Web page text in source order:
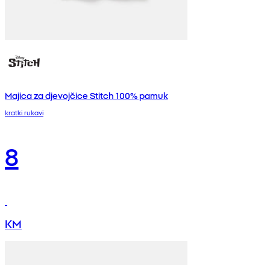
Majica za djevojčice Stitch 100% pamuk
kratki rukavi
8
KM